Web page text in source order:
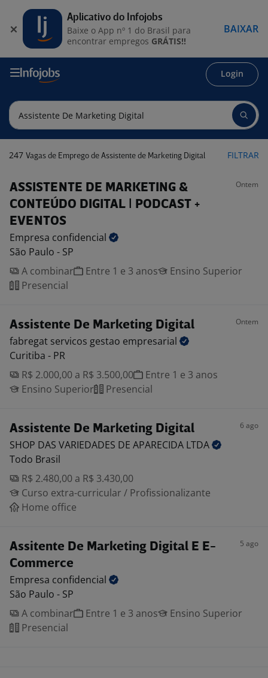
Login
247 Vagas de Emprego de Assistente de Marketing Digital FILTRAR
ASSISTENTE DE MARKETING &
CONTEÚDO DIGITAL | PODCAST +
EVENTOS
Ontem
Empresa confidencial
São Paulo - SP
A combinar
Entre 1 e 3 anos
Ensino Superior
Presencial
Assistente De Marketing Digital Ontem
fabregat servicos gestao empresarial
Curitiba - PR
R$ 2.000,00 a R$ 3.500,00
Entre 1 e 3 anos
Ensino Superior
Presencial
Assistente De Marketing Digital 6 ago
SHOP DAS VARIEDADES DE APARECIDA LTDA
Todo Brasil
R$ 2.480,00 a R$ 3.430,00
Curso extra-curricular / Profissionalizante
Home office
Assitente De Marketing Digital E E-
Commerce
5 ago
Empresa confidencial
São Paulo - SP
A combinar
Entre 1 e 3 anos
Ensino Superior
Presencial
Aplicativo do Infojobs
Baixe o App nº 1 do Brasil para
encontrar empregos GRÁTIS!!
BAIXAR